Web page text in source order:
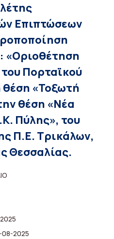
Επιπτώσεων
«Οριοθέτηση
Πορταϊκού
«Τοξωτή
θέση «Νέα
Πύλης», του
Π.Ε. Τρικάλων,
Θεσσαλίας.
2025